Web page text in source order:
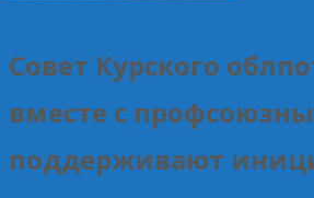
Совет Курского
вместе с
поддерживают